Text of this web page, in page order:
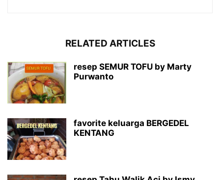
RELATED ARTICLES
resep SEMUR TOFU by Marty
Purwanto
favorite keluarga BERGEDEL
KENTANG